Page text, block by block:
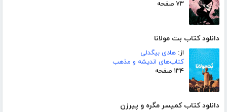
۷۳ صفحه
دانلود کتاب بت مولانا
از: هادی بیگدلی
کتاب‌های اندیشه و مذهب
۱۳۴ صفحه
دانلود کتاب کمیسر مگره و پیرزن